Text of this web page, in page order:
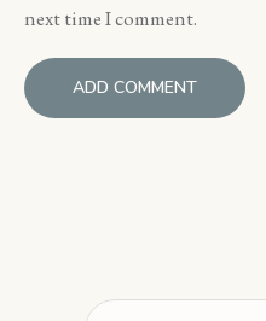
next time I comment.